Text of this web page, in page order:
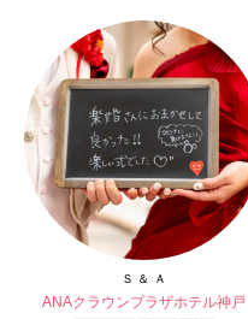
Ｓ ＆ Ａ
ANAクラウンプラザホテル神戸